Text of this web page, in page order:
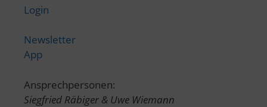
Login
Newsletter
App
Ansprechpersonen:
Siegfried Räbiger & Uwe Wiemann